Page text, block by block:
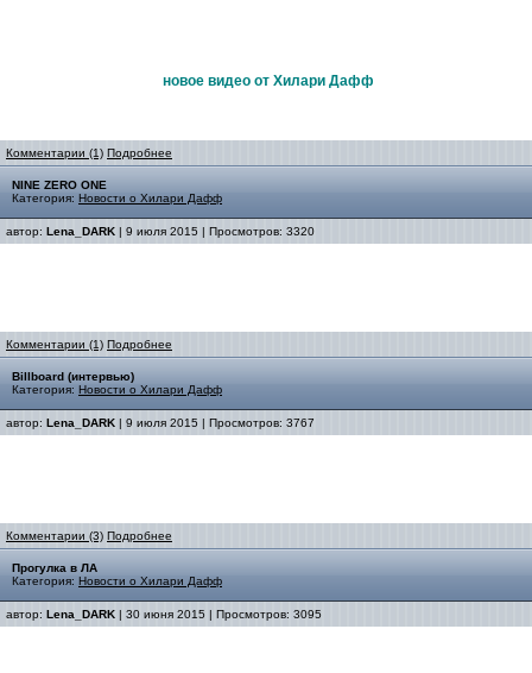
новое видео от Хилари Дафф
Комментарии (1) Подробнее
NINE ZERO ONE
Категория: Новости о Хилари Дафф
автор: Lena_DARK | 9 июля 2015 | Просмотров: 3320
Комментарии (1) Подробнее
Billboard (интервью)
Категория: Новости о Хилари Дафф
автор: Lena_DARK | 9 июля 2015 | Просмотров: 3767
Комментарии (3) Подробнее
Прогулка в ЛА
Категория: Новости о Хилари Дафф
автор: Lena_DARK | 30 июня 2015 | Просмотров: 3095